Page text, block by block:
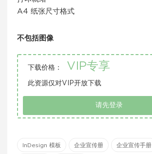
A4 纸张尺寸格式
不包括图像
下载价格： VIP专享
此资源仅对VIP开放下载
请先登录
InDesign 模板 企业宣传册 企业宣传手册